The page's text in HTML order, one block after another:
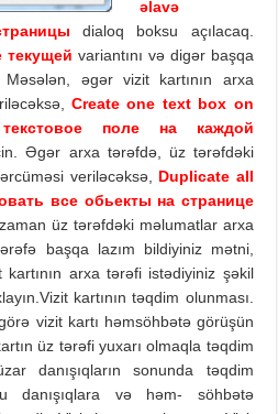
əlavə
dialoq boksu açılacaq.
текущей variantını və digər başqa
əgər vizit kartının arxa
Create one text box on
текстовое поле на
каждой
Əgər arxa tərəfdə, üz tərəfdəki
veriləcəksə, Duplicate all
все обьекты на странице
üz tərəfdəki məlumatlar arxa
başqa lazım bildiyiniz mətni,
arxa tərəfi istədiyiniz şəkil
kartının təqdim olunması.
vizit kartı həmsöhbətə görüşün
üz tərəfi yuxarı olmaqla təqdim
danışıqların sonunda təqdim
danışıqlara və həm- söhbətə